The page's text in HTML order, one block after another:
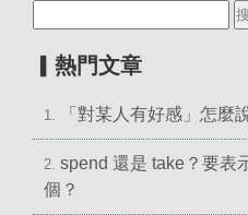
▎熱門文章
1. 「對某人有好感」怎麼
2. spend 還是 take？要表
個？